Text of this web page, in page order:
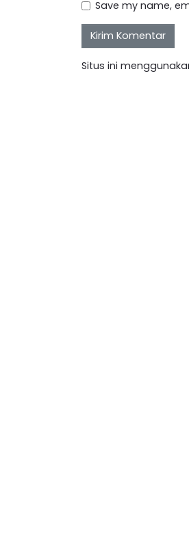
Save my name,
Situs ini